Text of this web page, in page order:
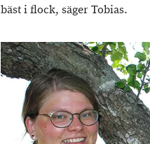
bäst i flock, säger Tobias.